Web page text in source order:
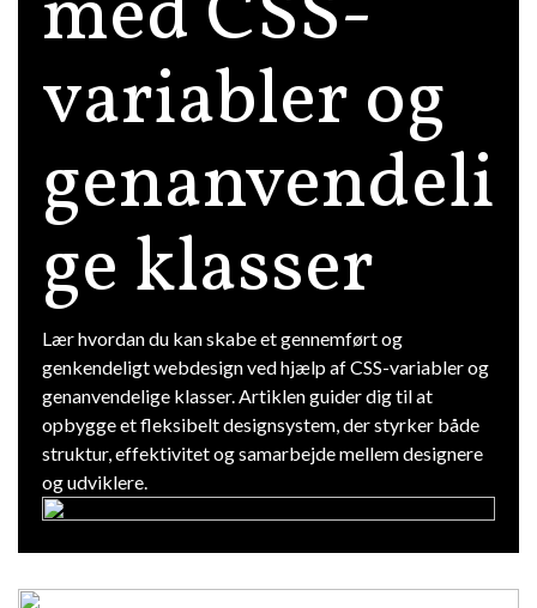
variabler og
genanvendeli
ge klasser
Lær hvordan du kan skabe et gennemført og
genkendeligt webdesign ved hjælp af CSS-variabler og
genanvendelige klasser. Artiklen guider dig til at
opbygge et fleksibelt design­system, der styrker både
struktur, effektivitet og samarbejde mellem designere
og udviklere.